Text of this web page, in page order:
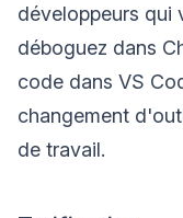
développeurs qui
déboguez dans
code dans VS
changement
de travail.